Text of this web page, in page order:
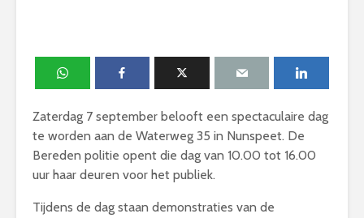
Zaterdag 7 september belooft een spectaculaire dag
te worden aan de Waterweg 35 in Nunspeet. De
Bereden politie opent die dag van 10.00 tot 16.00
uur haar deuren voor het publiek.
Tijdens de dag staan demonstraties van de